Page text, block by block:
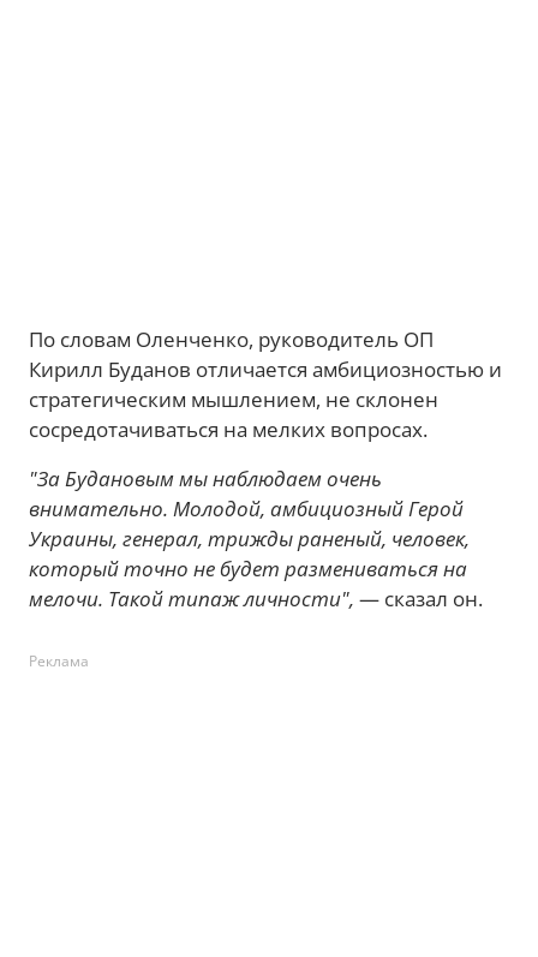
По словам Оленченко, руководитель ОП
Кирилл Буданов отличается амбициозностью и
стратегическим мышлением, не склонен
сосредотачиваться на мелких вопросах.
"За Будановым мы наблюдаем очень
внимательно. Молодой, амбициозный Герой
Украины, генерал, трижды раненый, человек,
который точно не будет размениваться на
мелочи. Такой типаж личности", — сказал он.
Реклама